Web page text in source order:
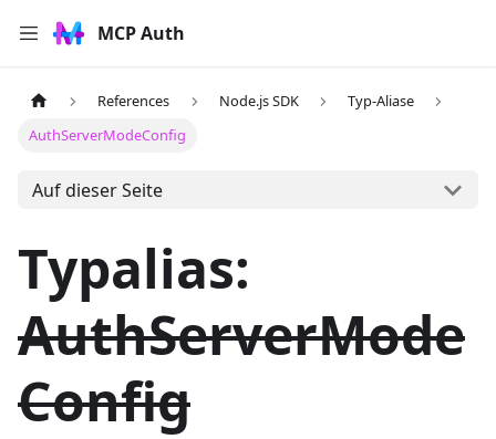
MCP Auth
References Node.js SDK
Typ-Aliase
AuthServerModeConfig
Auf dieser Seite
Typalias:
AuthServerMode
Config